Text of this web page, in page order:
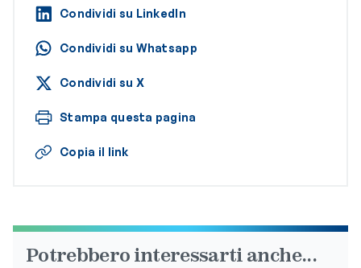
Condividi su LinkedIn
Condividi su Whatsapp
Condividi su X
Stampa questa pagina
Copia il link
Potrebbero interessarti anche...